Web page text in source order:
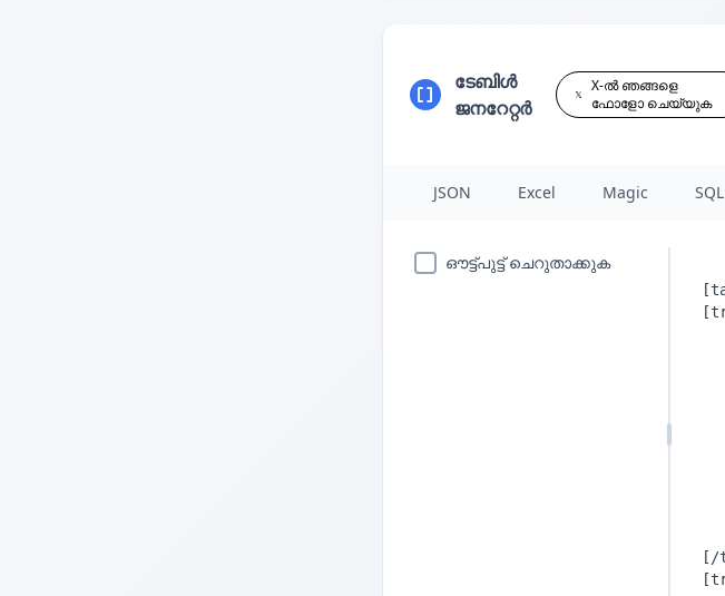
ടേബിൾ
ജനറേറ്റർ
X-ൽ ഞങ്ങളെ
ഫോളോ ചെയ്യുക
JSON Excel Magic SQL
ഔട്ട്പുട്ട് ചെറുതാക്കുക